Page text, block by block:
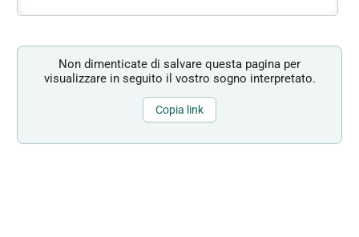
Non dimenticate di salvare questa pagina per
visualizzare in seguito il vostro sogno interpretato.
Copia link